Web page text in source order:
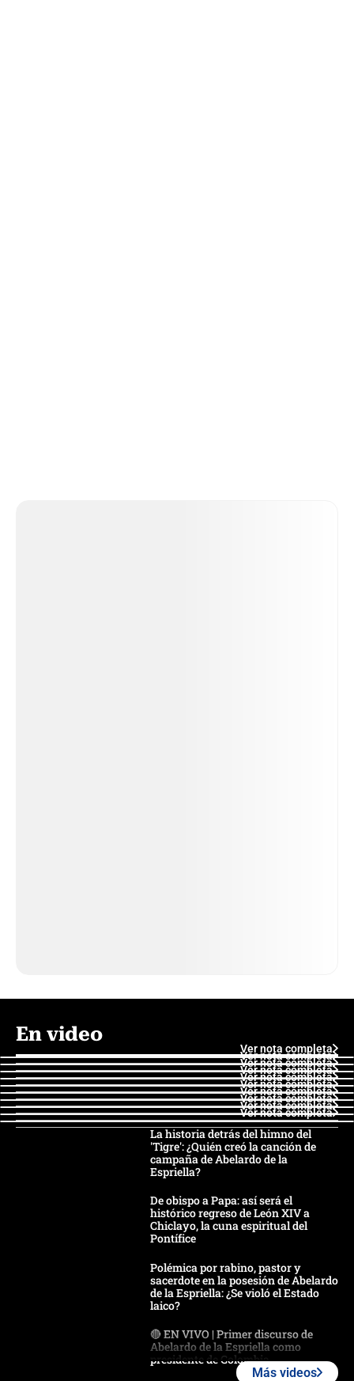
En video
Ver nota completa
Ver nota completa
Ver nota completa
Ver nota completa
Ver nota completa
Ver nota completa
Ver nota completa
Ver nota completa
Ver nota completa
Ver nota completa
La historia detrás del himno del
'Tigre': ¿Quién creó la canción de
campaña de Abelardo de la
Espriella?
De obispo a Papa: así será el
histórico regreso de León XIV a
Chiclayo, la cuna espiritual del
Pontífice
Polémica por rabino, pastor y
sacerdote en la posesión de Abelardo
de la Espriella: ¿Se violó el Estado
laico?
🔴 EN VIVO | Primer discurso de
Abelardo de la Espriella como
presidente de Colombia
Más videos